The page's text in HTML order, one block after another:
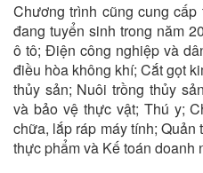
Chương trình cũng cung
đang tuyển sinh trong năm
ô tô; Điện công nghiệp và
điều hòa không khí; Cắt gọt
thủy sản; Nuôi trồng thủy
và bảo vệ thực vật; Thú y;
chữa, lắp ráp máy tính;
thực phẩm và Kế toán doanh